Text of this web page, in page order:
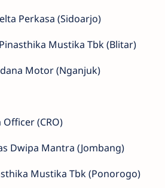
Perkasa (Sidoarjo)
Mustika Tbk (Blitar)
Motor (Nganjuk)
(CRO)
Dwipa Mantra (Jombang)
Mustika Tbk (Ponorogo)